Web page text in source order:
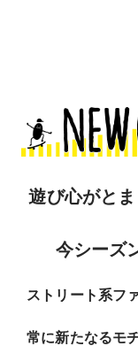
遊び心がと
今シーズ
ストリート系フ
常に新たなるモ